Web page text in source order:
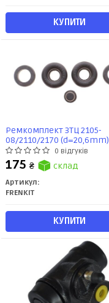
КУПИТИ
Ремкомплект ЗТЦ 2105-
08/2110/2170 (d=20,6mm)
Frenkit
0 відгуків
175 ₴ склад
Артикул:
FRENKIT
КУПИТИ